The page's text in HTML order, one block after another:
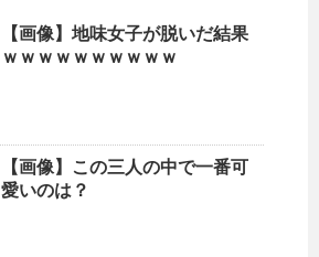
【画像】地味女子が脱いだ結果
ｗｗｗｗｗｗｗｗｗｗ
【画像】この三人の中で一番可
愛いのは？